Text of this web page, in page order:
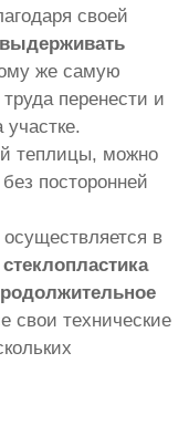
своей
же самую
перенести и
участке.
теплицы, можно
посторонней
в
свои технические